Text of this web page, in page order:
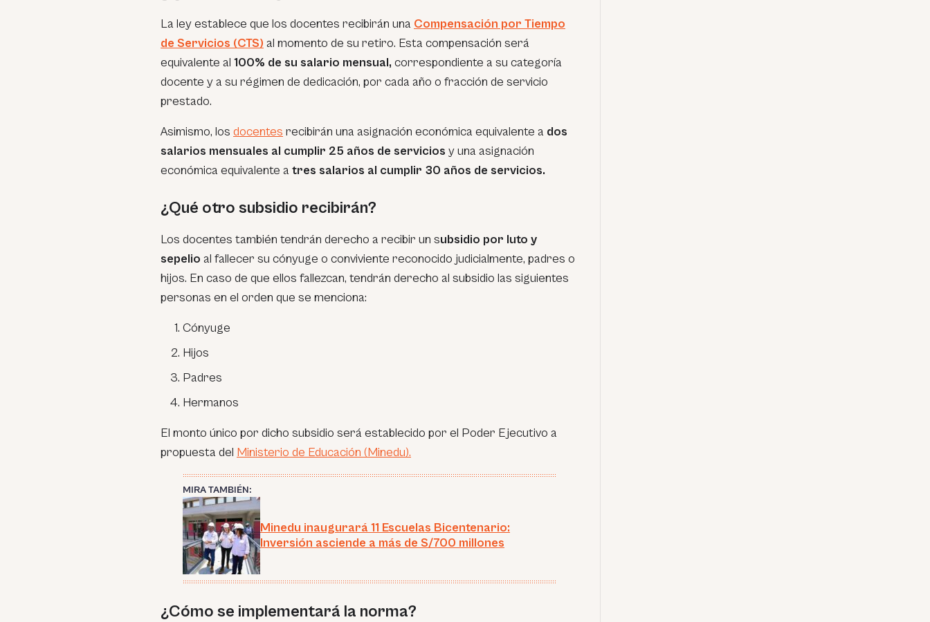
La ley establece que los docentes recibirán una Compensación por Tiempo
de Servicios (CTS) al momento de su retiro. Esta compensación será
equivalente al 100% de su salario mensual, correspondiente a su categoría
docente y a su régimen de dedicación, por cada año o fracción de servicio
prestado.
Asimismo, los docentes recibirán una asignación económica equivalente a dos
salarios mensuales al cumplir 25 años de servicios y una asignación
económica equivalente a tres salarios al cumplir 30 años de servicios.
¿Qué otro subsidio recibirán?
Los docentes también tendrán derecho a recibir un subsidio por luto y
sepelio al fallecer su cónyuge o conviviente reconocido judicialmente, padres o
hijos. En caso de que ellos fallezcan, tendrán derecho al subsidio las siguientes
personas en el orden que se menciona:
Cónyuge
Hijos
Padres
Hermanos
El monto único por dicho subsidio será establecido por el Poder Ejecutivo a
propuesta del Ministerio de Educación (Minedu).
MIRA TAMBIÉN:
Minedu inaugurará 11 Escuelas Bicentenario:
Inversión asciende a más de S/700 millones
¿Cómo se implementará la norma?